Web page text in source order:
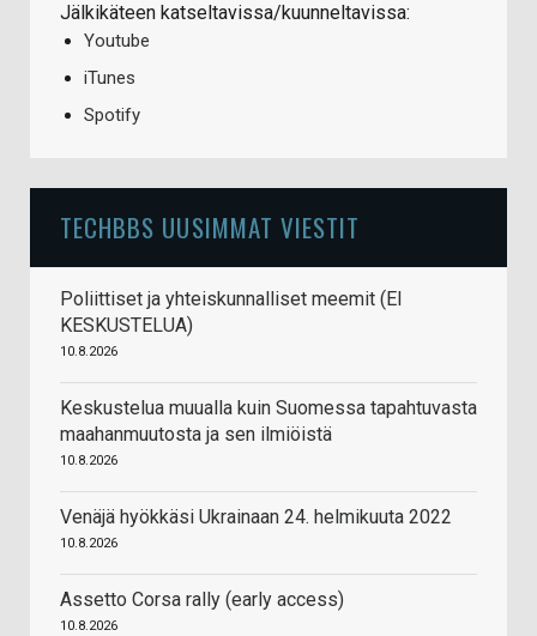
Jälkikäteen katseltavissa/kuunneltavissa:
Youtube
iTunes
Spotify
TECHBBS UUSIMMAT VIESTIT
Poliittiset ja yhteiskunnalliset meemit (EI
KESKUSTELUA)
10.8.2026
Keskustelua muualla kuin Suomessa tapahtuvasta
maahanmuutosta ja sen ilmiöistä
10.8.2026
Venäjä hyökkäsi Ukrainaan 24. helmikuuta 2022
10.8.2026
Assetto Corsa rally (early access)
10.8.2026